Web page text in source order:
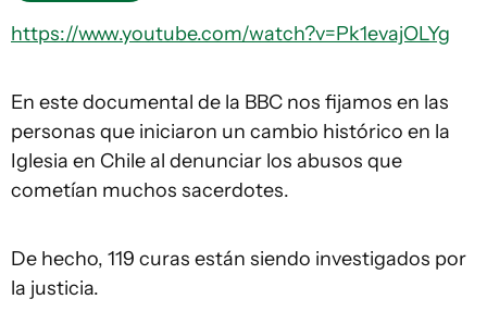
https://www.youtube.com/watch?v=Pk1evajOLYg
En este documental de la BBC nos fijamos en las
personas que iniciaron un cambio histórico en la
Iglesia en Chile al denunciar los abusos que
cometían muchos sacerdotes.
De hecho, 119 curas están siendo investigados por
la justicia.